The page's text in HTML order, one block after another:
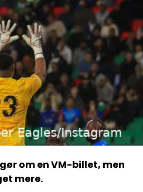
om en VM-billet, men
mere.